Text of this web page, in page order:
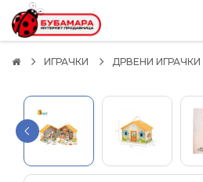
ИГРАЧКИ ДРВЕНИ ИГРАЧКИ